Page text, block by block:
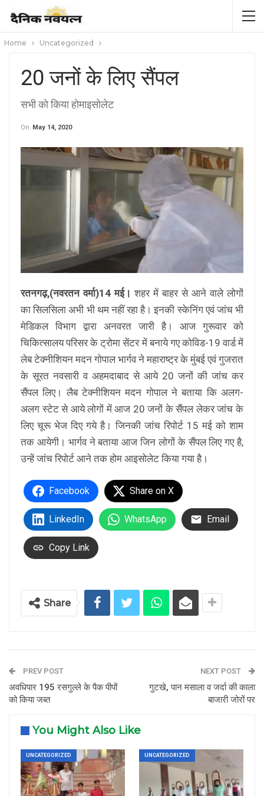
Home Uncategorized
20 जनों के लिए सैंपल
सभी को किया होमाइसोलेट
On May 14, 2020
रतनगढ़,(नवरतन वर्मा)14 मई। शहर में बाहर से आने वाले लोगों
का सिलसिला अभी भी थम नहीं रहा है। इनकी स्केनिंग एवं जांच भी
मेडिकल विभाग द्वारा अनवरत जारी है। आज गुरूवार को
चिकित्सालय परिसर के ट्रोमा सेंटर में बनाये गए कोविड-19 वार्ड में
लेब टेक्नीशियन मदन गोपाल भार्गव ने महाराष्ट्र के मुंबई एवं गुजरात
के सूरत नवसारी व अहमदाबाद से आये 20 जनों की जांच कर
सैंपल लिए। लैब टेक्नीशियन मदन गोपाल ने बताया कि अलग-
अलग स्टेट से आये लोगों में आज 20 जनों के सैंपल लेकर जांच के
लिए चूरू भेज दिए गये है। जिनकी जांच रिपोर्ट 15 मई को शाम
तक आयेगी। भार्गव ने बताया आज जिन लोगों के सैंपल लिए गए है,
उन्हें जांच रिपोर्ट आने तक होम आइसोलेट किया गया है।
Facebook Share on X
LinkedIn WhatsApp Email
Copy Link
Share
PREV POST
अवधिपार 195 रसगुल्ले के पैक पीपों
को किया जब्त
NEXT POST
गुटखे, पान मसाला व जर्दा की काला
बाजारी जोरों पर
You Might Also Like
UNCATEGORIZED UNCATEGORIZED